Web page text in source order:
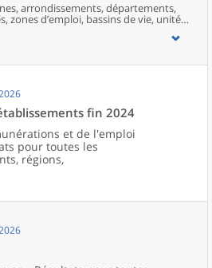
arrondissements, départements,
d’emploi, bassins de vie, unités
des villes de France.
fin 2024
et de l'emploi
pour toutes les
régions,